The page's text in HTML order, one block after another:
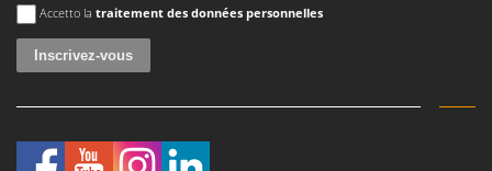
OMA
Omas
Oriental Koshin
Accetto la traitement des données personnelles